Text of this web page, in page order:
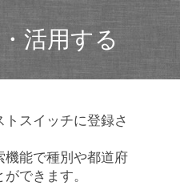
活用する
スイッチに登録さ
機能で種別や都道府
できます。